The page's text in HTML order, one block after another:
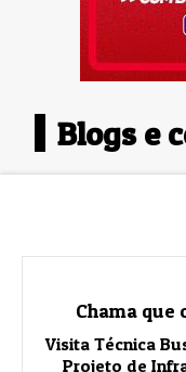
Blogs e
Chama que
Visita Técnica
Projeto de